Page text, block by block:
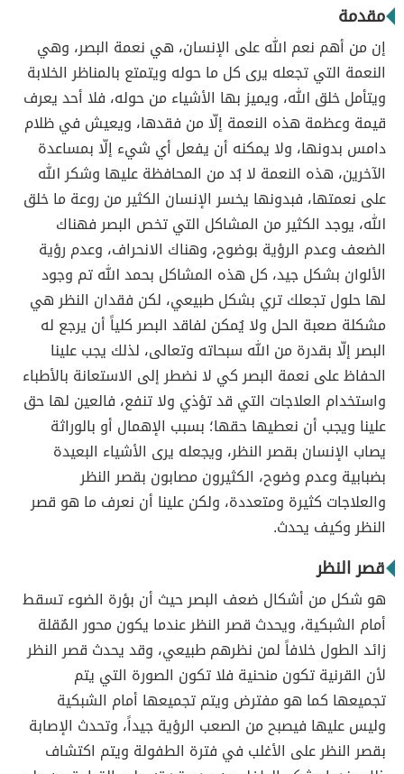
مقدمة
إن من أهم نعم الله على الإنسان، هي نعمة البصر، وهي
النعمة التي تجعله يرى كل ما حوله ويتمتع بالمناظر الخلابة
ويتأمل خلق الله، ويميز بها الأشياء من حوله، فلا أحد يعرف
قيمة وعظمة هذه النعمة إلّا من فقدها، ويعيش في ظلام
دامس بدونها، ولا يمكنه أن يفعل أي شيء إلّا بمساعدة
الآخرين، هذه النعمة لا بُد من المحافظة عليها وشكر الله
على نعمتها، فبدونها يخسر الإنسان الكثير من روعة ما خلق
الله، يوجد الكثير من المشاكل التي تخص البصر فهناك
الضعف وعدم الرؤية بوضوح، وهناك الانحراف، وعدم رؤية
الألوان بشكل جيد، كل هذه المشاكل بحمد الله تم وجود
لها حلول تجعلك تري بشكل طبيعي، لكن فقدان النظر هي
مشكلة صعبة الحل ولا يُمكن لفاقد البصر كلياً أن يرجع له
البصر إلّا بقدرة من الله سبحاته وتعالى، لذلك يجب علينا
الحفاظ على نعمة البصر كي لا نضطر إلى الاستعانة بالأطباء
واستخدام العلاجات التي قد تؤذي ولا تنفع، فالعين لها حق
علينا ويجب أن نعطيها حقها؛ بسبب الإهمال أو بالوراثة
يصاب الإنسان بقصر النظر، ويجعله يرى الأشياء البعيدة
بضبابية وعدم وضوح، الكثيرون مصابون بقصر النظر
والعلاجات كثيرة ومتعددة، ولكن علينا أن نعرف ما هو قصر
النظر وكيف يحدث.
قصر النظر
هو شكل من أشكال ضعف البصر حيث أن بؤرة الضوء تسقط
أمام الشبكية، ويحدث قصر النظر عندما يكون محور المٌقلة
زائد الطول خلافاً لمن نظرهم طبيعي، وقد يحدث قصر النظر
لأن القرنية تكون منحنية فلا تكون الصورة التي يتم
تجميعها كما هو مفترض ويتم تجميعها أمام الشبكية
وليس عليها فيصبح من الصعب الرؤية جيداً، وتحدث الإصابة
بقصر النظر على الأغلب في فترة الطفولة ويتم اكتشاف